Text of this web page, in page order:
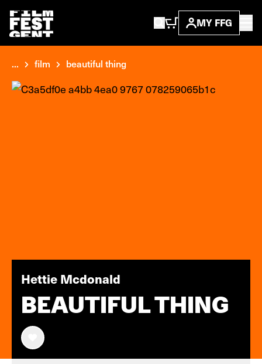
MY FFG
... film beautiful thing
Hettie Mcdonald
BEAUTIFUL THING